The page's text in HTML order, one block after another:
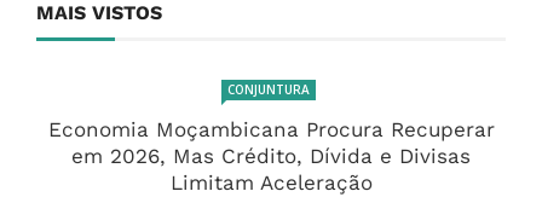
MAIS VISTOS
CONJUNTURA
Economia Moçambicana Procura Recuperar
em 2026, Mas Crédito, Dívida e Divisas
Limitam Aceleração